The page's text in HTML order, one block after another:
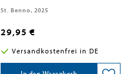
St. Benno, 2025
29,95 €
Versandkostenfrei in DE